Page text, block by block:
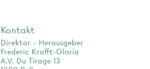
Kontakt
Direktor - Herausgeber
Frederic Krafft-Gloria
A.V. Du Tirage 13